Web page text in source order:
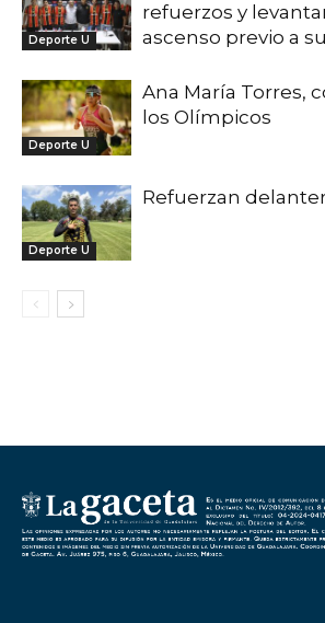
Deporte U
refuerzos y
ascenso previo a
Deporte U
Ana María Torres,
los Olímpicos
Deporte U
Refuerzan